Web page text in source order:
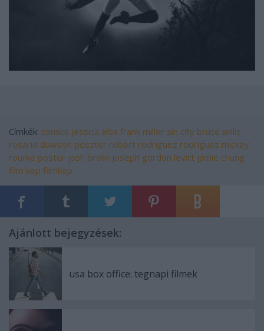
Címkék: comics jessica alba frank miller sin city bruce willis
rosario dawson poszter robert rodriguez rodriguez mickey
rourke poster josh brolin joseph gordon levitt jamie chung
film kep filmkep
Ajánlott bejegyzések:
usa box office: tegnapi filmek